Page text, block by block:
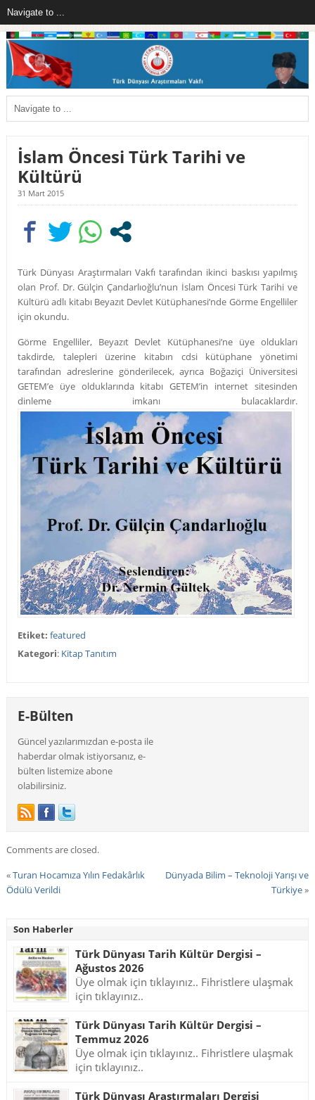
İslam Öncesi Türk Tarihi ve
Kültürü
31 Mart 2015
Türk Dünyası Araştırmaları Vakfı tarafından ikinci baskısı yapılmış
olan Prof. Dr. Gülçin Çandarlıoğlu’nun İslam Öncesi Türk Tarihi ve
Kültürü adlı kitabı Beyazıt Devlet Kütüphanesi’nde Görme Engelliler
için okundu.
Görme Engelliler, Beyazıt Devlet Kütüphanesi’ne üye oldukları
takdirde, talepleri üzerine kitabın cdsi kütüphane yönetimi
tarafından adreslerine gönderilecek, ayrıca Boğaziçi Üniversitesi
GETEM’e üye olduklarında kitabı GETEM’in internet sitesinden
dinleme imkanı bulacaklardır.
Etiket: featured
Kategori: Kitap Tanıtım
E-Bülten
Güncel yazılarımızdan e-posta ile
haberdar olmak istiyorsanız, e-
bülten listemize abone
olabilirsiniz.
Comments are closed.
«Turan Hocamıza Yılın Fedakârlık
Ödülü Verildi
Dünyada Bilim – Teknoloji Yarışı ve
Türkiye»
Son Haberler
Türk Dünyası Tarih Kültür Dergisi –
Ağustos 2026
Üye olmak için tıklayınız.. Fihristlere ulaşmak
için tıklayınız..
Türk Dünyası Tarih Kültür Dergisi –
Temmuz 2026
Üye olmak için tıklayınız.. Fihristlere ulaşmak
için tıklayınız..
Türk Dünyası Araştırmaları Dergisi